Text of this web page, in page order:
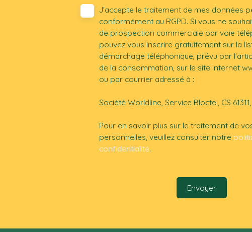
J'accepte le traitement de mes données
conformément au RGPD. Si vous ne
de prospection commerciale par voie
pouvez vous inscrire gratuitement sur la
démarchage téléphonique, prévu par
de la consommation, sur le site Internet
ou par courrier adressé à :
Société Worldline, Service Bloctel, CS 61311,
Pour en savoir plus sur le traitement de
personnelles, veuillez consulter notre
confidentialité.
Envoyer